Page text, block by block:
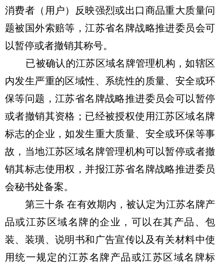
消费者（用户）反映强烈或出口商品重大质量问
题被国外索赔等，江苏省名牌战略推进委员会可
以暂停或者撤销其称号。
已被确认的江苏区域名牌管理机构，如辖区
内发生严重的区域性、系统性的质量、安全或环
保等问题，江苏省名牌战略推进委员会可以暂停
或者撤销其资格；已经被授权使用江苏区域名牌
标志的企业，如发生重大质量、安全或环保等事
故，当地江苏区域名牌管理机构可以暂停或者撤
销其标志使用权，并报江苏省名牌战略推进委员
会秘书处备案。
第三十条 在有效期内，被认定为江苏名牌产
品或江苏区域名牌的企业，可以在其产品、包
装、装璜、说明书和广告宣传以及有关材料中使
用统一规定的江苏名牌产品或江苏区域名牌标